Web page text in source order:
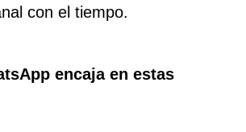
con el tiempo.
encaja en estas